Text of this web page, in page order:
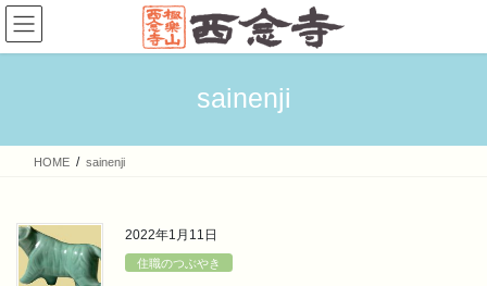
コ
ン
テ
ス
ナ
ビ
ゲ
ン
sainenji
HOME sainenji
2022年1月11日
住職のつぶやき